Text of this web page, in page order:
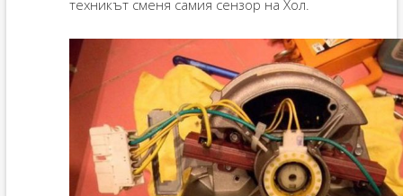
техникът сменя самия сензор на Хол.